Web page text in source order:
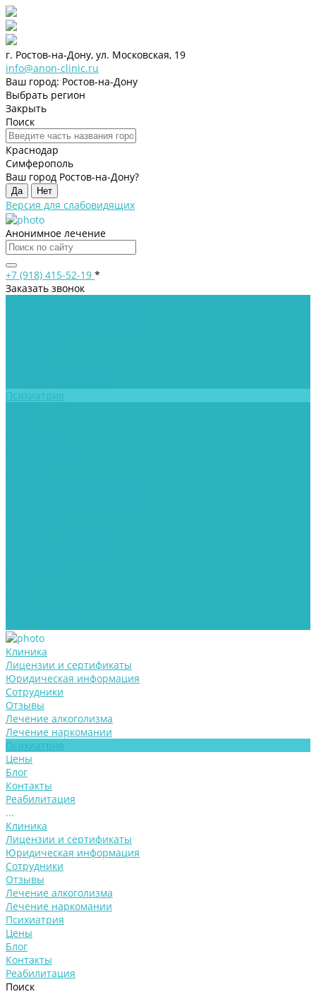
г. Ростов-на-Дону, ул. Московская, 19
info@anon-clinic.ru
Ваш город: Ростов-на-Дону
Выбрать регион
Закрыть
Поиск
Краснодар
Симферополь
Ваш город Ростов-на-Дону?
Да Нет
Версия для слабовидящих
Анонимное лечение
+7 (918) 415-52-19 *
Заказать звонок
Психиатрия
Клиника
Лицензии и сертификаты
Юридическая информация
Сотрудники
Отзывы
Лечение алкоголизма
Лечение наркомании
Психиатрия
Цены
Блог
Контакты
Реабилитация
...
Клиника
Лицензии и сертификаты
Юридическая информация
Сотрудники
Отзывы
Лечение алкоголизма
Лечение наркомании
Психиатрия
Цены
Блог
Контакты
Реабилитация
Поиск